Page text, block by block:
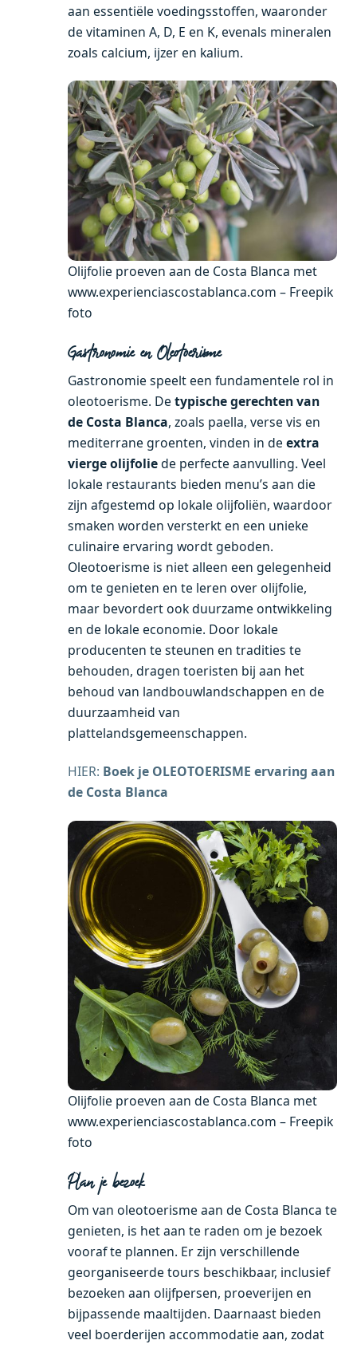
aan essentiële voedingsstoffen, waaronder
de vitaminen A, D, E en K, evenals mineralen
zoals calcium, ijzer en kalium.
Olijfolie proeven aan de Costa Blanca met
www.experienciascostablanca.com – Freepik
foto
Gastronomie en Oleotoerisme
Gastronomie speelt een fundamentele rol in
oleotoerisme. De typische gerechten van
de Costa Blanca, zoals paella, verse vis en
mediterrane groenten, vinden in de extra
vierge olijfoliede perfecte aanvulling. Veel
lokale restaurants bieden menu’s aan die
zijn afgestemd op lokale olijfoliën, waardoor
smaken worden versterkt en een unieke
culinaire ervaring wordt geboden.
Oleotoerisme is niet alleen een gelegenheid
om te genieten en te leren over olijfolie,
maar bevordert ook duurzame ontwikkeling
en de lokale economie. Door lokale
producenten te steunen en tradities te
behouden, dragen toeristen bij aan het
behoud van landbouwlandschappen en de
duurzaamheid van
plattelandsgemeenschappen.
HIER: Boek je OLEOTOERISME ervaring aan
de Costa Blanca
Olijfolie proeven aan de Costa Blanca met
www.experienciascostablanca.com – Freepik
foto
Plan je bezoek
Om van oleotoerisme aan de Costa Blanca te
genieten, is het aan te raden om je bezoek
vooraf te plannen. Er zijn verschillende
georganiseerde tours beschikbaar, inclusief
bezoeken aan olijfpersen, proeverijen en
bijpassende maaltijden. Daarnaast bieden
veel boerderijen accommodatie aan, zodat